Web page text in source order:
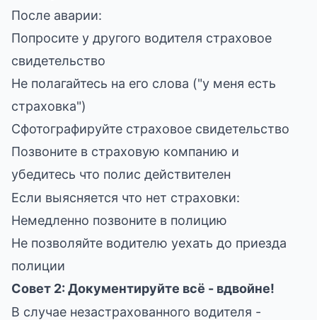
После аварии:
Попросите у другого водителя страховое
свидетельство
Не полагайтесь на его слова ("у меня есть
страховка")
Сфотографируйте страховое свидетельство
Позвоните в страховую компанию и
убедитесь что полис действителен
Если выясняется что нет страховки:
Немедленно позвоните в полицию
Не позволяйте водителю уехать до приезда
полиции
Совет 2: Документируйте всё - вдвойне!
В случае незастрахованного водителя -